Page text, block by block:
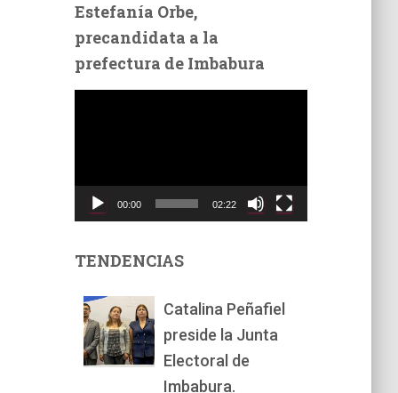
Estefanía Orbe,
precandidata a la
prefectura de Imbabura
t
00:00 02:22
TENDENCIAS
Catalina Peñafiel
preside la Junta
Electoral de
Imbabura.